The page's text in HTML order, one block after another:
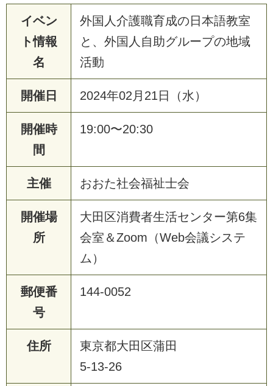
イベン
ト情報
名
外国人介護職育成の日本語教室
と、外国人自助グループの地域
活動
開催日 2024年02月21日（水）
開催時
間
19:00〜20:30
主催 おおた社会福祉士会
開催場
所
大田区消費者生活センター第6集
会室＆Zoom（Web会議システ
ム）
郵便番
号
144-0052
住所
東京都大田区蒲田
5-13-26